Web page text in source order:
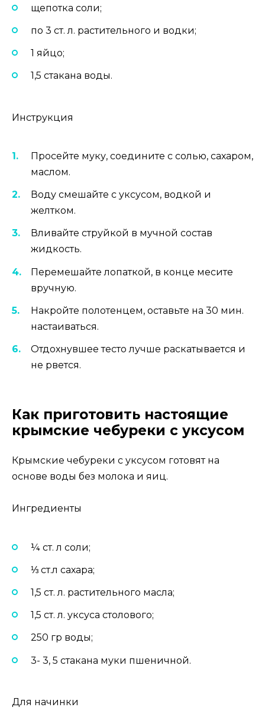
щепотка соли;
по 3 ст. л. растительного и водки;
1 яйцо;
1,5 стакана воды.
Инструкция
Просейте муку, соедините с солью, сахаром,
маслом.
Воду смешайте с уксусом, водкой и
желтком.
Вливайте струйкой в мучной состав
жидкость.
Перемешайте лопаткой, в конце месите
вручную.
Накройте полотенцем, оставьте на 30 мин.
настаиваться.
Отдохнувшее тесто лучше раскатывается и
не рвется.
Как приготовить настоящие
крымские чебуреки с уксусом
Крымские чебуреки с уксусом готовят на
основе воды без молока и яиц.
Ингредиенты
¼ ст. л соли;
⅓ ст.л сахара;
1,5 ст. л. растительного масла;
1,5 ст. л. уксуса столового;
250 гр воды;
3- 3, 5 стакана муки пшеничной.
Для начинки